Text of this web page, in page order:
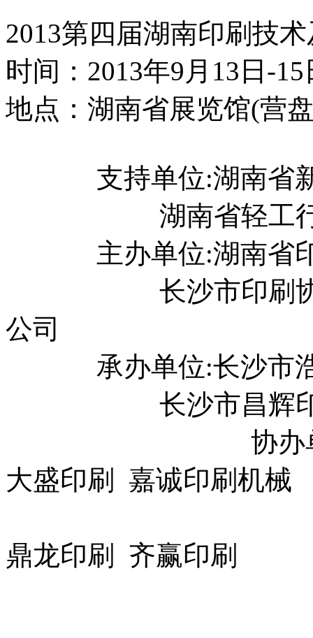
2013第四届湖南印刷技
时间：2013年9月13日-15
地点：湖南省展览馆(营
支持单位:湖南省新
湖南省轻工行业
主办单位:湖南省印
长沙市印刷协会
公司
承办单位:长沙市浩
长沙市昌辉印刷
协办单位:奥托
大盛印刷 嘉诚印刷机械
鼎龙印刷 齐赢印刷